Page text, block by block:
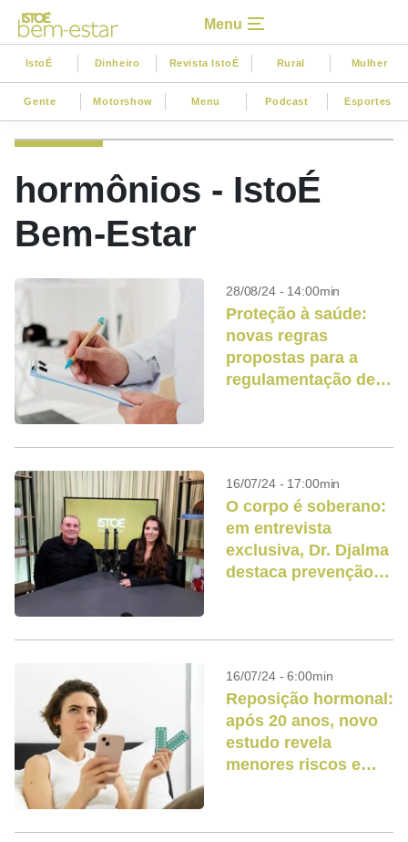
Menu
IstoÉ Dinheiro Revista IstoÉ Rural Mulher
Gente Motorshow Menu Podcast Esportes
hormônios - IstoÉ
Bem-Estar
28/08/24 - 14:00min
Proteção à saúde:
novas regras
propostas para a
regulamentação de
16/07/24 - 17:00min
O corpo é soberano:
em entrevista
exclusiva, Dr. Djalma
destaca prevenção e
16/07/24 - 6:00min
Reposição hormonal:
após 20 anos, novo
estudo revela
menores riscos e